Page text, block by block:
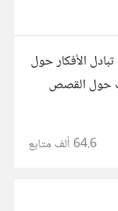
الأفكار حول
حول القصص
64.6 ألف متابع